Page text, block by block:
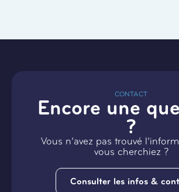
CONTACT
Encore une
?
Vous n’avez pas trouvé
vous cherchiez ?
Consulter les infos &